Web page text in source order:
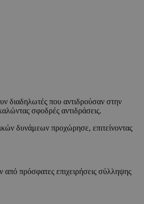
διαδηλωτές που αντιδρούσαν στην
σφοδρές αντιδράσεις.
δυνάμεων προχώρησε, επιτείνοντας
από πρόσφατες επιχειρήσεις σύλληψης